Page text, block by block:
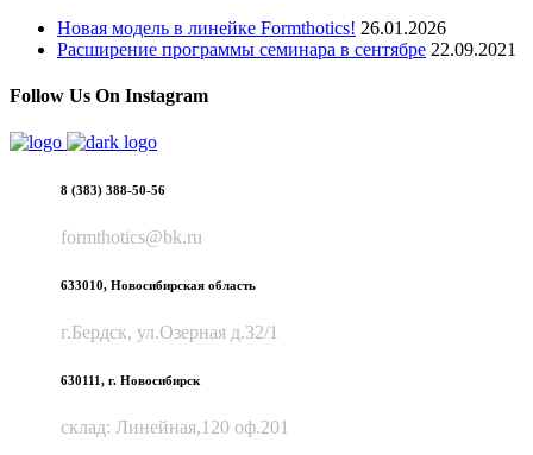
Новая модель в линейке Formthotics! 26.01.2026
Расширение программы семинара в сентябре 22.09.2021
Follow Us On Instagram
8 (383) 388-50-56
formthotics@bk.ru
633010, Новосибирская область
г.Бердск, ул.Озерная д.32/1
630111, г. Новосибирск
склад: Линейная,120 оф.201